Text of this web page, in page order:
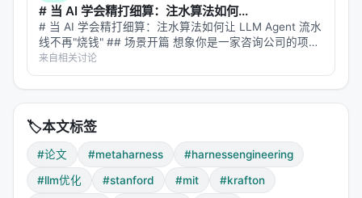
3.3 Proposer：不是 raw LLM，是 Coding
Agent
这是 Meta-Harness 的关键工程决策：
>"Proposer 不是操作固定 prompt 的原始 next-
token 模型；它是一个 Agent，检索信息、导航历史
产物、编辑代码——搜索本身就是它的一部分。"
论文用的是 Claude Code + Opus 4.6。
# 当 AI 学会精打细算：注水算法如何...
# 当 AI 学会精打细算：注水算法如何让 LLM Agent 流水
线不再"烧钱" ## 场景开篇 想象你是一家咨询公司的项目
经理。手头有三个顾问，一个擅长战略分析但每小时收费
两千，一个擅长数据建模但出活慢，还有一个擅长写报告
但准确率飘忽…
来自相关讨论
🏷️本文标签
#论文 #metaharness
#harnessengineering
#llm优化
#stanford #mit
#krafton